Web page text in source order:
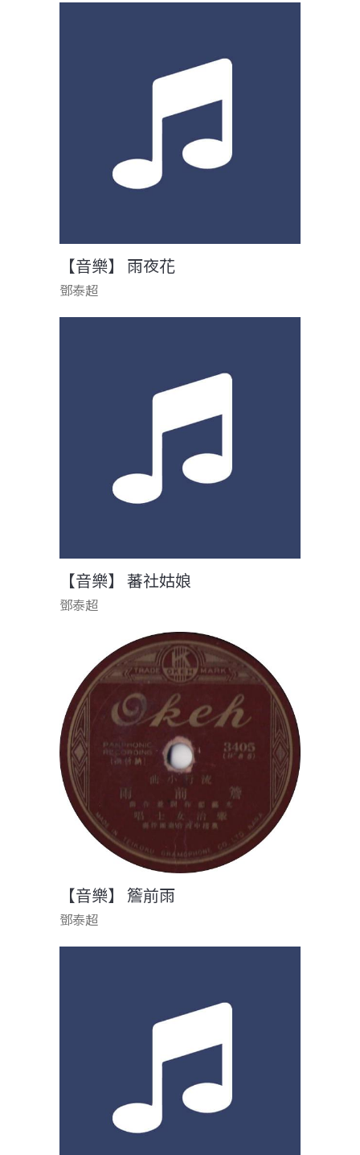
【音樂】 雨夜花
鄧泰超
【音樂】 蕃社姑娘
鄧泰超
【音樂】 簷前雨
鄧泰超